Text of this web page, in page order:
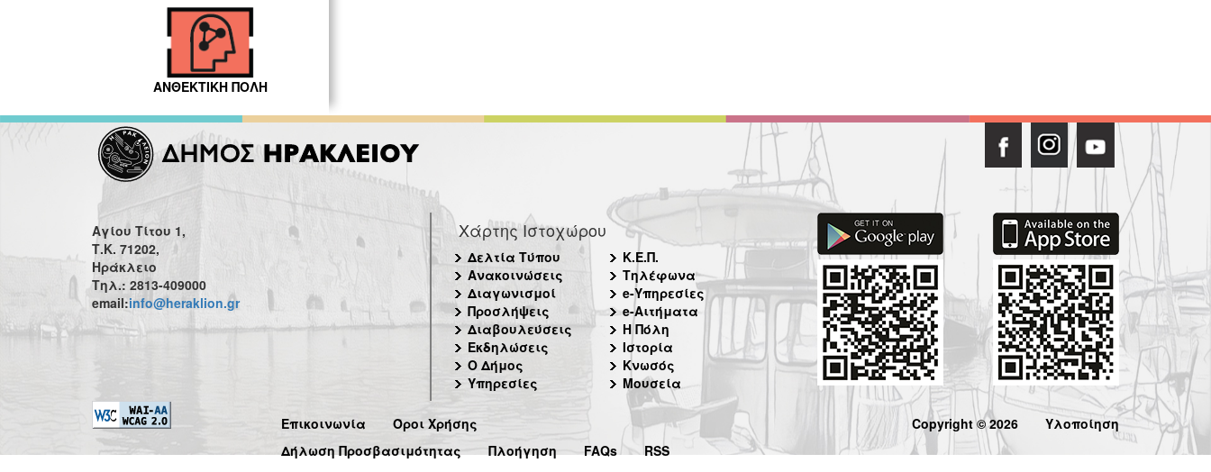
ΑΝΘΕΚΤΙΚΗ ΠΟΛΗ
Αγίου Τίτου 1,
Τ.Κ. 71202,
Ηράκλειο
Τηλ.: 2813-409000
email:info@heraklion.gr
Χάρτης Ιστοχώρου
Δελτία Τύπου
Ανακοινώσεις
Διαγωνισμοί
Προσλήψεις
Διαβουλεύσεις
Εκδηλώσεις
Ο Δήμος
Υπηρεσίες
Κ.Ε.Π.
Τηλέφωνα
e-Υπηρεσίες
e-Αιτήματα
Η Πόλη
Ιστορία
Κνωσός
Μουσεία
Επικοινωνία
Όροι Χρήσης
Δήλωση Προσβασιμότητας
Πλοήγηση FAQs RSS
Copyright © 2026 Υλοποίηση